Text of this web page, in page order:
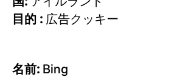
目的 : 広告クッキー
名前: Bing